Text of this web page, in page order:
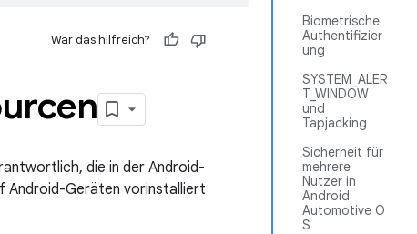
Biometrische
Authentifizier
ung
SYSTEM_ALER
T_WINDOW
und
Tapjacking
Sicherheit für
mehrere
Nutzer in
Android
Automotive O
S
War das hilfreich?
die in der Android-
Android-Geräten vorinstalliert